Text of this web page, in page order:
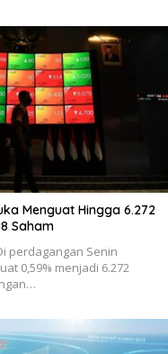
Menguat Hingga 6.272
Saham
perdagangan Senin
0,59% menjadi 6.272